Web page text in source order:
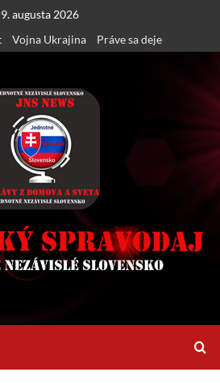
9. augusta 2026
Vojna Ukrajina Práve sa deje